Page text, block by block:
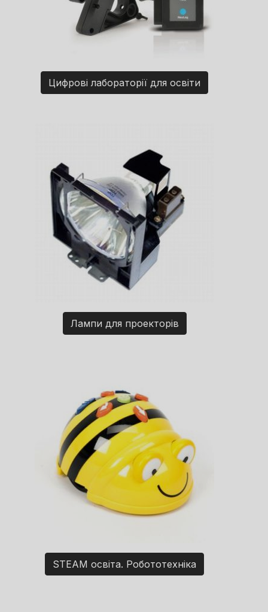
Цифрові лабораторії для освіти
Лампи для проекторів
STEAM освіта. Робототехніка